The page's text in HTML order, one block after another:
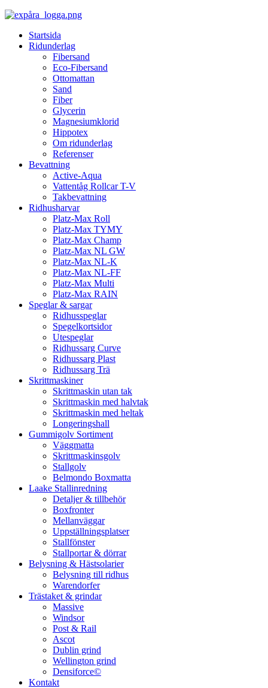
Startsida
Ridunderlag
Fibersand
Eco-Fibersand
Ottomattan
Sand
Fiber
Glycerin
Magnesiumklorid
Hippotex
Om ridunderlag
Referenser
Bevattning
Active-Aqua
Vattentåg Rollcar T-V
Takbevattning
Ridhusharvar
Platz-Max Roll
Platz-Max TYMY
Platz-Max Champ
Platz-Max NL GW
Platz-Max NL-K
Platz-Max NL-FF
Platz-Max Multi
Platz-Max RAIN
Speglar & sargar
Ridhusspeglar
Spegelkortsidor
Utespeglar
Ridhussarg Curve
Ridhussarg Plast
Ridhussarg Trä
Skrittmaskiner
Skrittmaskin utan tak
Skrittmaskin med halvtak
Skrittmaskin med heltak
Longeringshall
Gummigolv Sortiment
Väggmatta
Skrittmaskinsgolv
Stallgolv
Belmondo Boxmatta
Laake Stallinredning
Detaljer & tillbehör
Boxfronter
Mellanväggar
Uppställningsplatser
Stallfönster
Stallportar & dörrar
Belysning & Hästsolarier
Belysning till ridhus
Warendorfer
Trästaket & grindar
Massive
Windsor
Post & Rail
Ascot
Dublin grind
Wellington grind
Densiforce©
Kontakt